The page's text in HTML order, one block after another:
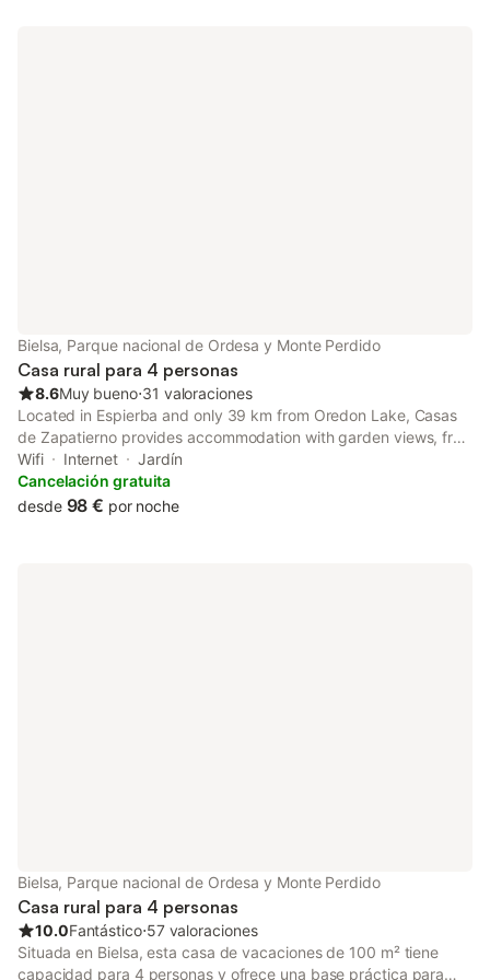
Bielsa, Parque nacional de Ordesa y Monte Perdido
Casa rural para 4 personas
8.6Muy bueno⋅31 valoraciones
Located in Espierba and only 39 km from Oredon Lake, Casas
de Zapatierno provides accommodation with garden views, free
WiFi and free private parking. Featuring bicycle parking, this
property also provides guests with a picnic area.
Wifi Internet
Jardín
Cancelación gratuita
desde 98 € por noche
Bielsa, Parque nacional de Ordesa y Monte Perdido
Casa rural para 4 personas
10.0Fantástico⋅57 valoraciones
Situada en Bielsa, esta casa de vacaciones de 100 m² tiene
capacidad para 4 personas y ofrece una base práctica para